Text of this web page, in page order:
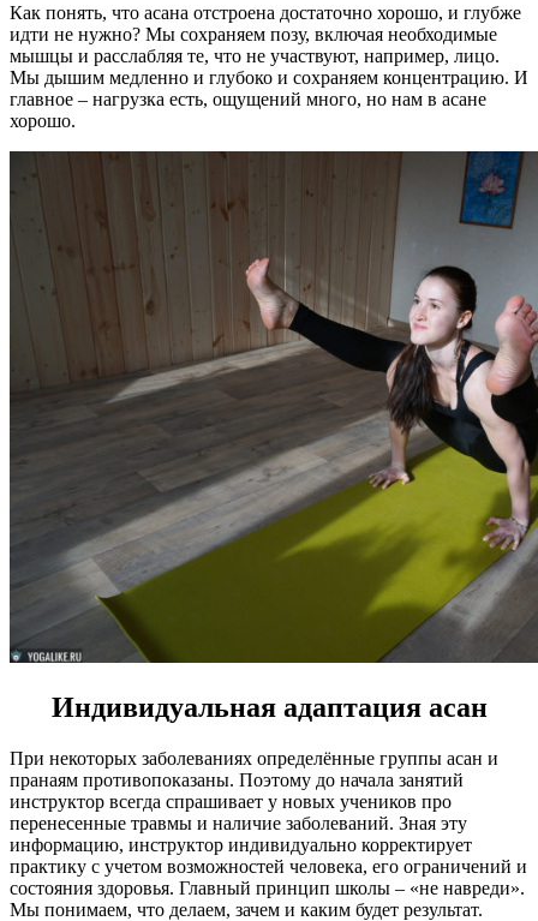
Как понять, что асана отстроена достаточно хорошо, и глубже
идти не нужно? Мы сохраняем позу, включая необходимые
мышцы и расслабляя те, что не участвуют, например, лицо.
Мы дышим медленно и глубоко и сохраняем концентрацию. И
главное – нагрузка есть, ощущений много, но нам в асане
хорошо.
Индивидуальная адаптация асан
При некоторых заболеваниях определённые группы асан и
пранаям противопоказаны. Поэтому до начала занятий
инструктор всегда спрашивает у новых учеников про
перенесенные травмы и наличие заболеваний. Зная эту
информацию, инструктор индивидуально корректирует
практику с учетом возможностей человека, его ограничений и
состояния здоровья. Главный принцип школы – «не навреди».
Мы понимаем, что делаем, зачем и каким будет результат.